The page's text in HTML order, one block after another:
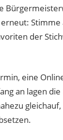
der
eine
an lagen